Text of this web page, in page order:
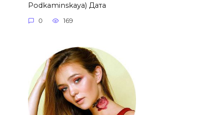
Podkaminskaya) Дата
0 169